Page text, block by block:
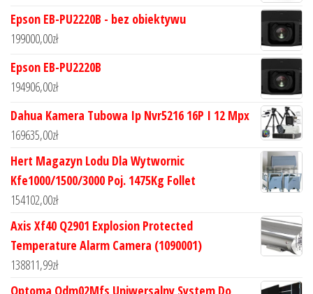
Epson EB-PU2220B - bez obiektywu
199000,00zł
Epson EB-PU2220B
194906,00zł
Dahua Kamera Tubowa Ip Nvr5216 16P I 12 Mpx
169635,00zł
Hert Magazyn Lodu Dla Wytwornic
Kfe1000/1500/3000 Poj. 1475Kg Follet
154102,00zł
Axis Xf40 Q2901 Explosion Protected
Temperature Alarm Camera (1090001)
138811,99zł